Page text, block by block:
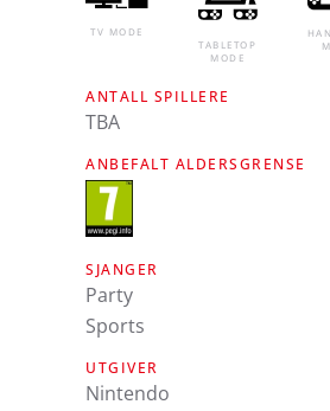
TV MODE
TABLETOP
MODE
ANTALL SPILLERE
TBA
ANBEFALT ALDERSGRENSE
SJANGER
Party
Sports
UTGIVER
Nintendo